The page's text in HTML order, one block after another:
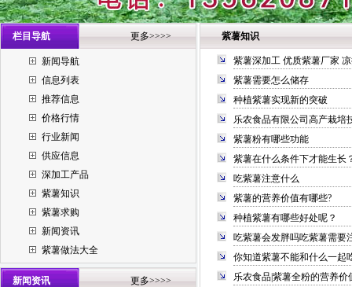
栏目导航 更多>>>>
新闻导航
信息列表
推荐信息
价格行情
行业新闻
供应信息
深加工产品
紫薯知识
紫薯求购
新闻资讯
紫薯做法大全
新闻资讯 更多>>>>
紫薯知识
紫薯深加工 优质紫薯厂家
紫薯需要怎么储存
种植紫薯实现新的突破
乐农食品有限公司高产栽培
紫薯粉有哪些功能
紫薯在什么条件下才能生长
吃紫薯注意什么
紫薯的营养价值有哪些?
种植紫薯有哪些好处呢？
吃紫薯会发胖吗吃紫薯需要
你知道紫薯不能和什么一起
乐农食品|紫薯全粉的营养价